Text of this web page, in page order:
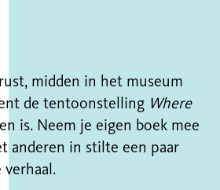
midden in het museum
de tentoonstelling Where
is. Neem je eigen boek mee
anderen in stilte een paar
verhaal.